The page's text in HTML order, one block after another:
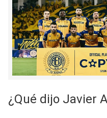
¿Qué dijo Javier